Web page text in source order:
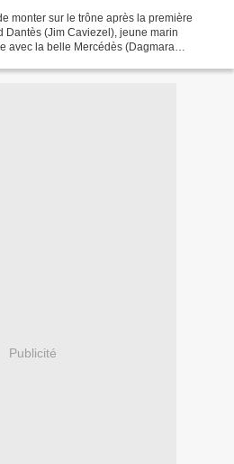
monter sur le trône après la première
Dantès (Jim Caviezel), jeune marin
avec la belle Mercédès (Dagmara
Publicité